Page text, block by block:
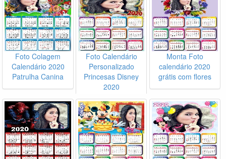
Foto Colagem
Calendário 2020
Patrulha Canina
Foto Calendário
Personalizado
Princesas Disney
2020
Monta Foto
calendário 2020
grátis com flores